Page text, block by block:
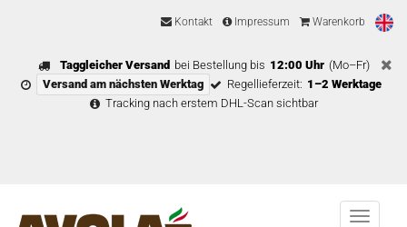
Kontakt Impressum Warenkorb
Taggleicher Versand bei Bestellung bis 12:00 Uhr (Mo–Fr)
Versand am nächsten Werktag
Regellieferzeit: 1–2 Werktage
Tracking nach erstem DHL-Scan sichtbar
Menu